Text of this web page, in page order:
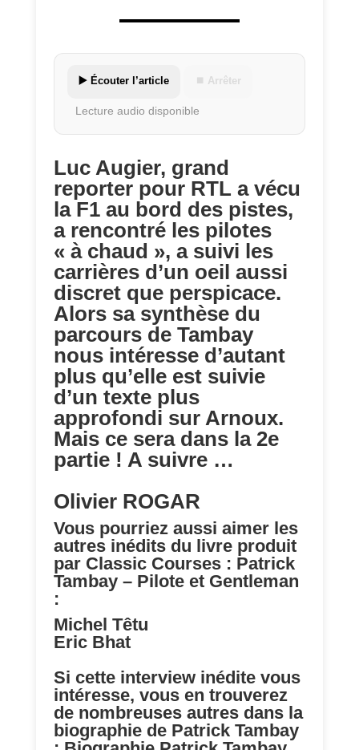
▶️ Écouter l’article ⏹ Arrêter
Lecture audio disponible
Luc Augier, grand
reporter pour RTL a vécu
la F1 au bord des pistes,
a rencontré les pilotes
« à chaud », a suivi les
carrières d’un oeil aussi
discret que perspicace.
Alors sa synthèse du
parcours de Tambay
nous intéresse d’autant
plus qu’elle est suivie
d’un texte plus
approfondi sur Arnoux.
Mais ce sera dans la 2e
partie ! A suivre …
Olivier ROGAR
Vous pourriez aussi aimer les
autres inédits du livre produit
par Classic Courses : Patrick
Tambay – Pilote et Gentleman
:
Michel Têtu
Eric Bhat
Si cette interview inédite vous
intéresse, vous en trouverez
de nombreuses autres dans la
biographie de Patrick Tambay